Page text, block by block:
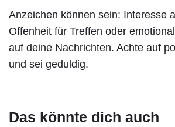
Anzeichen können sein: Interesse
Offenheit für Treffen oder
auf deine Nachrichten. Achte auf
und sei geduldig.
Das könnte dich auch